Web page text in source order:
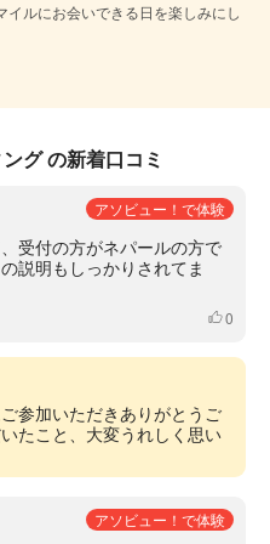
イルにお会いできる日を楽しみにし
グ の新着口コミ
アソビュー！で体験
受付の方がネパールの方で
説明もしっかりされてま
いいね
0
参加いただきありがとうご
たこと、大変うれしく思い
アソビュー！で体験